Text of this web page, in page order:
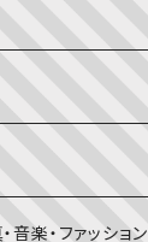
音楽・ファッション